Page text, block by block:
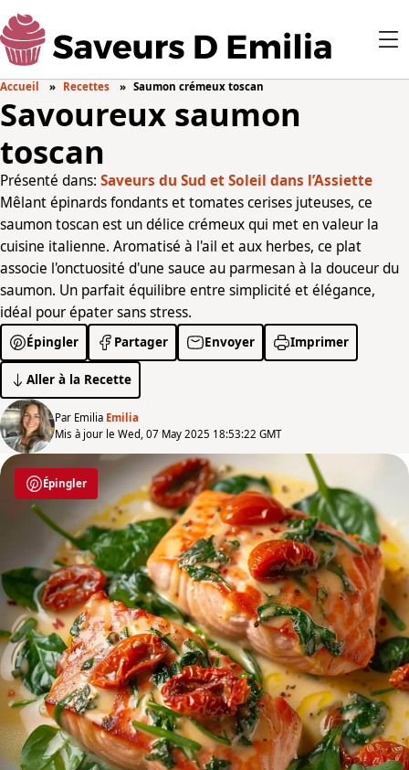
Accueil Recettes Saumon crémeux toscan
Savoureux saumon
toscan
Présenté dans: Saveurs du Sud et Soleil dans l’Assiette
Mêlant épinards fondants et tomates cerises juteuses, ce
saumon toscan est un délice crémeux qui met en valeur la
cuisine italienne. Aromatisé à l'ail et aux herbes, ce plat
associe l'onctuosité d'une sauce au parmesan à la douceur du
saumon. Un parfait équilibre entre simplicité et élégance,
idéal pour épater sans stress.
Épingler Partager Envoyer Imprimer
Aller à la Recette
Par Emilia Emilia
Mis à jour le Wed, 07 May 2025 18:53:22 GMT
Épingler